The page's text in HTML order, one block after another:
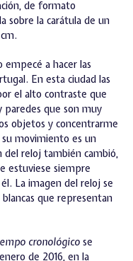
de formato
sobre la carátula de un
a hacer las
En esta ciudad las
el alto contraste que
paredes que son muy
objetos y concentrarme
movimiento es un
reloj también cambió,
estuviese siempre
La imagen del reloj se
que representan
cronológico se
de 2016, en la